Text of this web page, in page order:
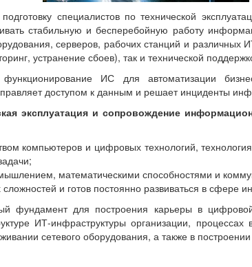
специалистов по технической
стабильную и бесперебойную работу
серверов, рабочих станций и различных
устранение сбоев), так и технической
ИС для автоматизации
доступом к данным и решает инциденты
эксплуатация и сопровождение
компьютеров и цифровых технологий,
математическими способностями и
сложностей и готов постоянно развиваться в сфере
фундамент для построения карьеры в
ИТ-инфраструктуры организации,
сетевого оборудования, а также в